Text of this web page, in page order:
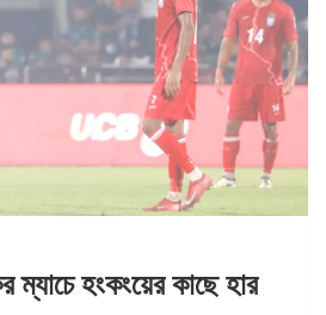
ম্যাচে হংকংয়ের কাছে হার